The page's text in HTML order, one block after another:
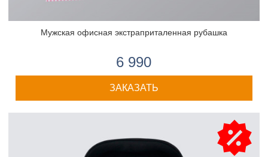
Мужская офисная экстраприталенная рубашка
6 990
ЗАКАЗАТЬ